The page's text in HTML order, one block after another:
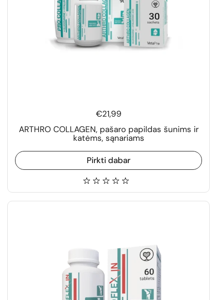
€21,99
ARTHRO COLLAGEN, pašaro papildas šunims ir
katėms, sąnariams
Pirkti dabar